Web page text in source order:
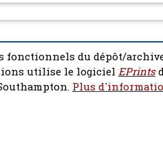
fonctionnels du dépôt/
utilise le logiciel EPrints
Plus